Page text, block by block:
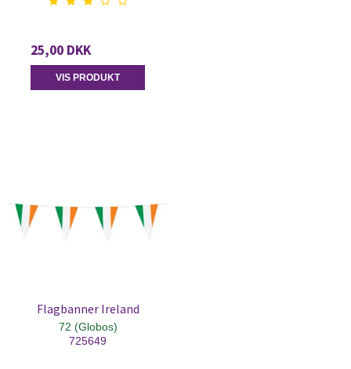
25,00 DKK
VIS PRODUKT
Flagbanner Ireland
72 (Globos)
725649